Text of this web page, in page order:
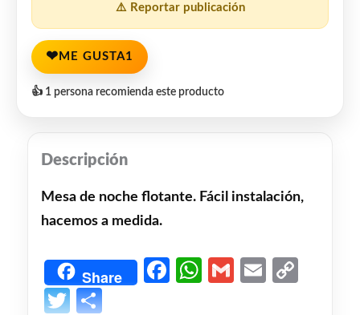
⚠️ Reportar publicación
❤ ME GUSTA1
👍 1 persona recomienda este producto
Descripción
Mesa de noche flotante. Fácil instalación,
hacemos a medida.
Share Facebook
WhatsApp
GmailEmail
Twitter